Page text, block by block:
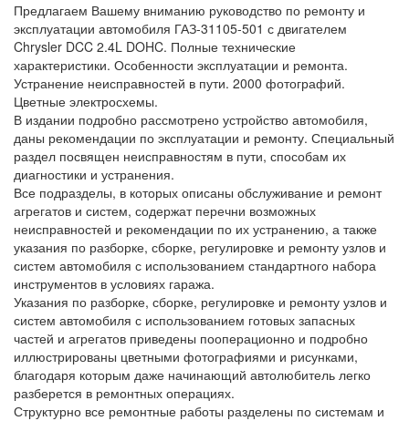
Предлагаем Вашему вниманию руководство по ремонту и
эксплуатации автомобиля ГАЗ-31105-501 с двигателем
Chrysler DCC 2.4L DOHC. Полные технические
характеристики. Особенности эксплуатации и ремонта.
Устранение неисправностей в пути. 2000 фотографий.
Цветные электросхемы.
В издании подробно рассмотрено устройство автомобиля,
даны рекомендации по эксплуатации и ремонту. Специальный
раздел посвящен неисправностям в пути, способам их
диагностики и устранения.
Все подразделы, в которых описаны обслуживание и ремонт
агрегатов и систем, содержат перечни возможных
неисправностей и рекомендации по их устранению, а также
указания по разборке, сборке, регулировке и ремонту узлов и
систем автомобиля с использованием стандартного набора
инструментов в условиях гаража.
Указания по разборке, сборке, регулировке и ремонту узлов и
систем автомобиля с использованием готовых запасных
частей и агрегатов приведены пооперационно и подробно
иллюстрированы цветными фотографиями и рисунками,
благодаря которым даже начинающий автолюбитель легко
разберется в ремонтных операциях.
Структурно все ремонтные работы разделены по системам и